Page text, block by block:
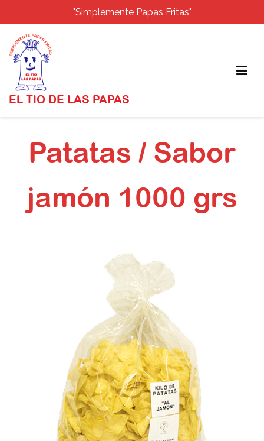
"Simplemente Papas Fritas"
EL TIO DE LAS PAPAS
Patatas / Sabor
jamón 1000 grs